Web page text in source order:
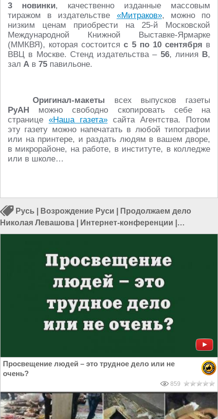
3 новинки, качественно изданные массовым
тиражом в издательстве «Митраков», можно по
низким ценам приобрести на 25-й Московской
Международной Книжной Выставке-Ярмарке
(ММКВЯ), которая состоитсяс 5 по 10 сентября в
ВВЦ в Москве. Стенд издательства – 56, линия В,
зал А в 75 павильоне.
Оригинал-макеты всех выпусков газеты
РуАН можно свободно скопировать себе на
странице «Наша газета» сайта Агентства. Потом
эту газету можно напечатать в любой типографии
или на принтере, и раздать людям в вашем дворе,
в микрорайоне, на работе, в институте, в колледже
или в школе…
Русь Возрождение Руси
Продолжаем дело
Николая Левашова
Интернет-конференции
Просвещение|Дмитрий Жуков
Просвещение людей – это трудное дело или не
очень?
859